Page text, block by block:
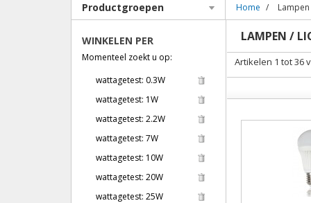
Productgroepen Home /
LAMPEN /
Artikelen 1 tot 36
WINKELEN PER
Momenteel zoekt u op:
wattagetest: 0.3W
wattagetest: 1W
wattagetest: 2.2W
wattagetest: 7W
wattagetest: 10W
wattagetest: 20W
wattagetest: 25W